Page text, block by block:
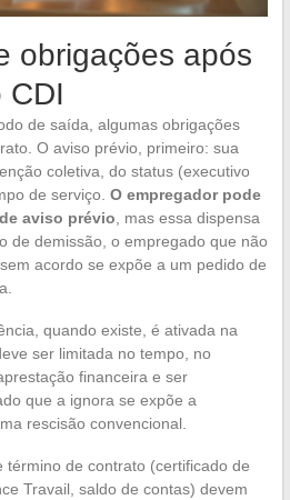
obrigações após
CDI
de saída, algumas obrigações
O aviso prévio, primeiro: sua
coletiva, do status (executivo
de serviço. O empregador pode
aviso prévio, mas essa dispensa
de demissão, o empregado que não
acordo se expõe a um pedido de
quando existe, é ativada na
ser limitada no tempo, no
financeira e ser
que a ignora se expõe a
rescisão convencional.
término de contrato (certificado de
Travail, saldo de contas) devem